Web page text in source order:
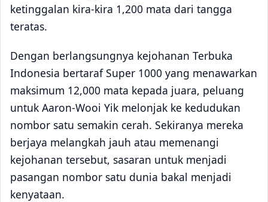
ketinggalan kira-kira 1,200 mata dari tangga
teratas.
Dengan berlangsungnya kejohanan Terbuka
Indonesia bertaraf Super 1000 yang menawarkan
maksimum 12,000 mata kepada juara, peluang
untuk Aaron-Wooi Yik melonjak ke kedudukan
nombor satu semakin cerah. Sekiranya mereka
berjaya melangkah jauh atau memenangi
kejohanan tersebut, sasaran untuk menjadi
pasangan nombor satu dunia bakal menjadi
kenyataan.